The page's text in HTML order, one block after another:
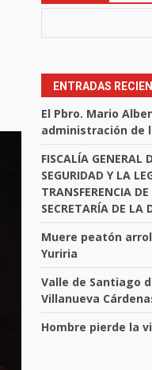
ENTRADAS
El Pbro. Mario
administración de
FISCALÍA GENERAL
SEGURIDAD Y LA
TRANSFERENCIA
SECRETARÍA DE LA
Muere peatón
Yuriria
Valle de Santiago
Villanueva
Hombre pierde la